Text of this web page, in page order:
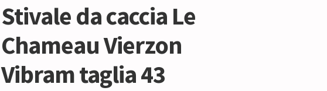
Stivale da caccia Le
Chameau Vierzon
Vibram taglia 43